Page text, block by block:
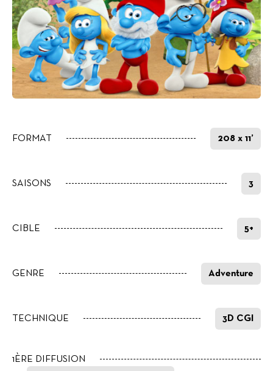
FORMAT 208 x 11’
SAISONS 3
CIBLE 5+
GENRE Adventure
TECHNIQUE 3D CGI
1ÈRE DIFFUSION